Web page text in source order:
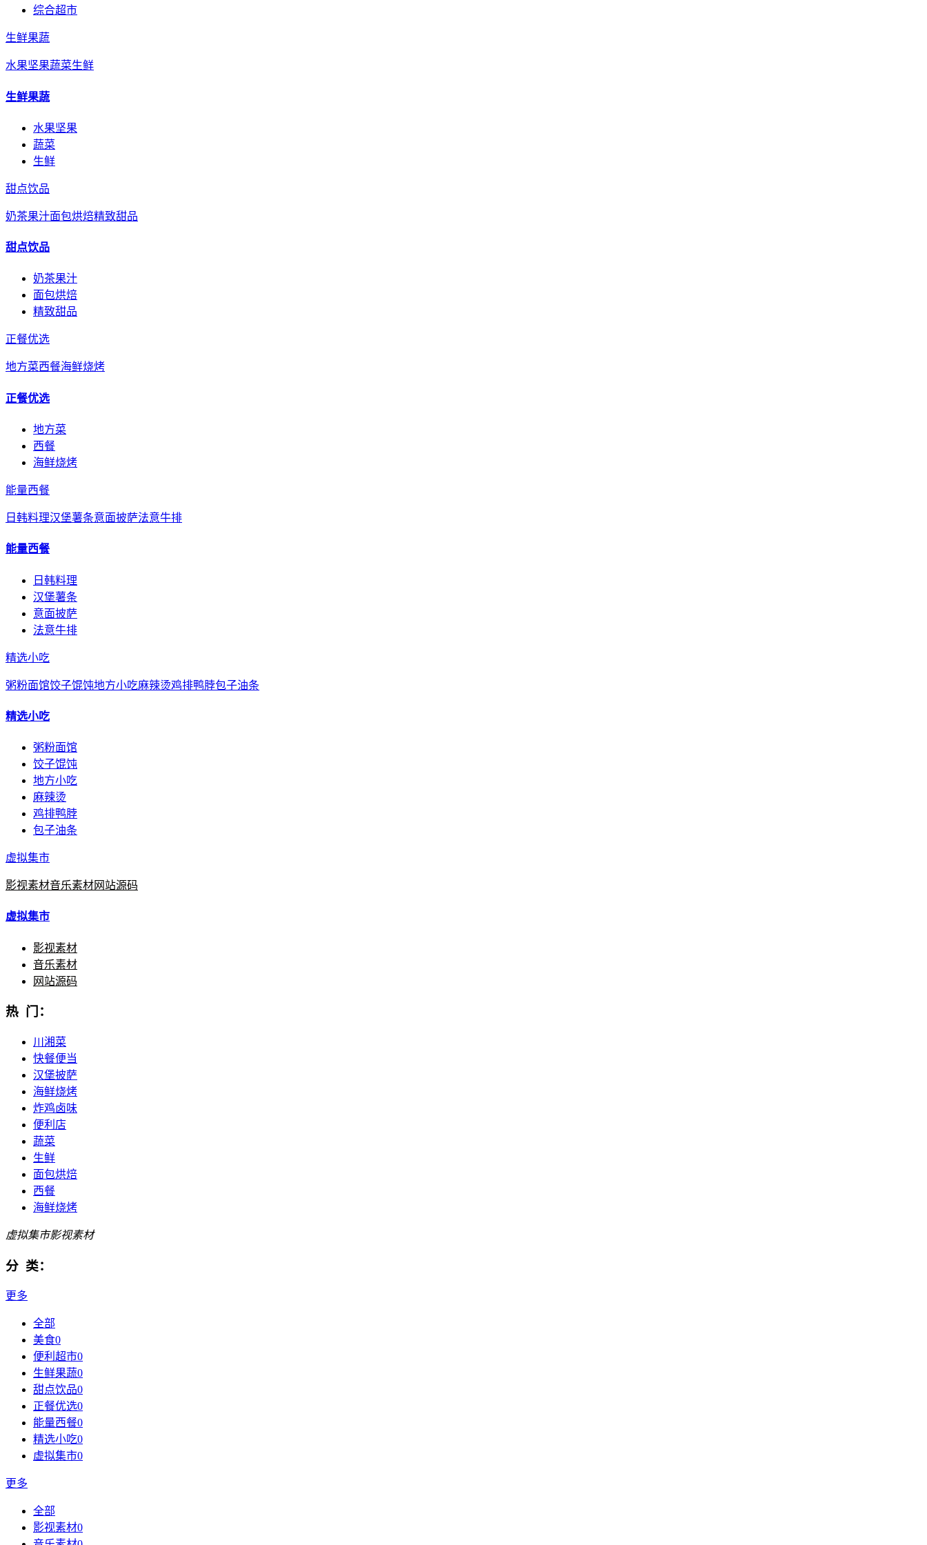
综合超市
生鲜果蔬
水果坚果蔬菜生鲜
生鲜果蔬
水果坚果
蔬菜
生鲜
甜点饮品
奶茶果汁面包烘焙精致甜品
甜点饮品
奶茶果汁
面包烘焙
精致甜品
正餐优选
地方菜西餐海鲜烧烤
正餐优选
地方菜
西餐
海鲜烧烤
能量西餐
日韩料理汉堡薯条意面披萨法意牛排
能量西餐
日韩料理
汉堡薯条
意面披萨
法意牛排
精选小吃
粥粉面馆饺子馄饨地方小吃麻辣烫鸡排鸭脖包子油条
精选小吃
粥粉面馆
饺子馄饨
地方小吃
麻辣烫
鸡排鸭脖
包子油条
虚拟集市
影视素材音乐素材网站源码
虚拟集市
影视素材
音乐素材
网站源码
热 门：
川湘菜
快餐便当
汉堡披萨
海鲜烧烤
炸鸡卤味
便利店
蔬菜
生鲜
面包烘焙
西餐
海鲜烧烤
虚拟集市影视素材
分 类：
更多
全部
美食0
便利超市0
生鲜果蔬0
甜点饮品0
正餐优选0
能量西餐0
精选小吃0
虚拟集市0
更多
全部
影视素材0